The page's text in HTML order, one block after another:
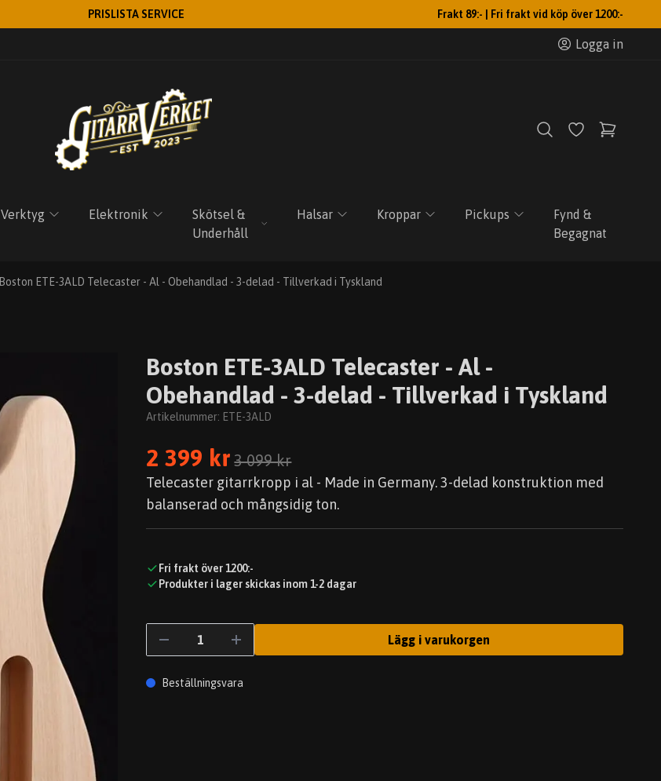
PRISLISTA SERVICE Frakt 89:- | Fri frakt vid köp över 1200:-
Logga in
Verktyg Elektronik
Skötsel &
Underhåll
Halsar Kroppar Pickups
Fynd &
Begagnat
Boston ETE-3ALD Telecaster - Al - Obehandlad - 3-delad - Tillverkad i Tyskland
Boston ETE-3ALD Telecaster - Al -
Obehandlad - 3-delad - Tillverkad i Tyskland
Artikelnummer: ETE-3ALD
2 399 kr 3 099 kr
Telecaster gitarrkropp i al - Made in Germany. 3-delad konstruktion med
balanserad och mångsidig ton.
Fri frakt över 1200:-
Produkter i lager skickas inom 1-2 dagar
Lägg i varukorgen
Beställningsvara